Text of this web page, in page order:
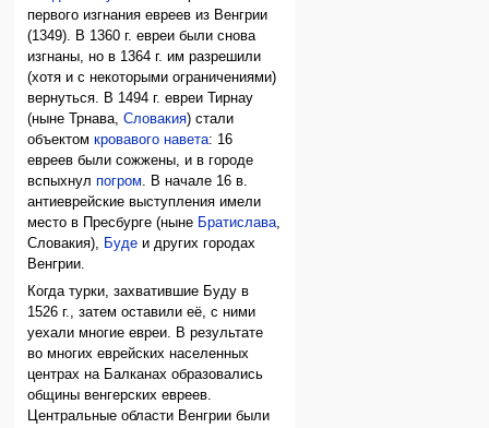
первого изгнания евреев из Венгрии
(1349). В 1360 г. евреи были снова
изгнаны, но в 1364 г. им разрешили
(хотя и с некоторыми ограничениями)
вернуться. В 1494 г. евреи Тирнау
(ныне Трнава,Словакия) стали
объектомкровавого навета: 16
евреев были сожжены, и в городе
вспыхнулпогром. В начале 16 в.
антиеврейские выступления имели
место в Пресбурге (ныне Братислава,
Словакия), Буде и других городах
Венгрии.
Когда турки, захватившие Буду в
1526 г., затем оставили её, с ними
уехали многие евреи. В результате
во многих еврейских населенных
центрах на Балканах образовались
общины венгерских евреев.
Центральные области Венгрии были